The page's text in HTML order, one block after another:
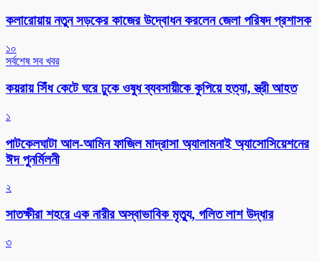
কলারোয়ায় নতুন সড়কের কাজের উদ্বোধন করলেন জেলা পরিষদ প্রশাসক
১০
সর্বশেষ সব খবর
কয়রায় সিঁধ কেটে ঘরে ঢুকে ওষুধ ব্যবসায়ীকে কুপিয়ে হত্যা, স্ত্রী আহত
১
পাটকেলঘাটা আল-আমিন ফাজিল মাদ্রাসা অ্যালামনাই অ্যাসোসিয়েশনের
ঈদ পুনর্মিলনী
২
সাতক্ষীরা শহরে এক নারীর অস্বাভাবিক মৃত্যু, গলিত লাশ উদ্ধার
৩